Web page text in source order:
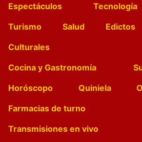
Espectáculos
Tecnología
Turismo
Salud Edictos
Culturales
Cocina y Gastronomía
Horóscopo
Quiniela
Farmacias de turno
Transmisiones en vivo